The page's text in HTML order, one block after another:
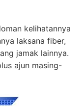
kelihatannya
laksana fiber,
jamak lainnya.
ajun masing-